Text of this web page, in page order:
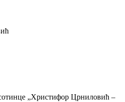
„Христифор Црниловић –